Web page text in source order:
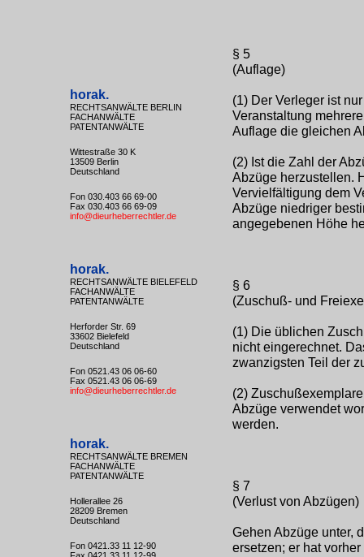
horak.
RECHTSANWÄLTE BERLIN
FACHANWÄLTE
PATENTANWÄLTE
Wittestraße 30 K
13509 Berlin
Deutschland
Fon 030.403 66 69-00
Fax 030.403 66 69-09
info@dieurheberrechtler.de
horak.
RECHTSANWÄLTE BIELEFELD
FACHANWÄLTE
PATENTANWÄLTE
Herforder Str. 69
33602 Bielefeld
Deutschland
Fon 0521.43 06 06-60
Fax 0521.43 06 06-69
info@dieurheberrechtler.de
horak.
RECHTSANWÄLTE BREMEN
FACHANWÄLTE
PATENTANWÄLTE
Hollerallee 26
28209 Bremen
Deutschland
Fon 0421.33 11 12-90
§ 5
(Auflage)
(1) Der Verleger ist
Veranstaltung
Auflage die gleichen
(2) Ist die Zahl der
Abzüge herzustellen.
Vervielfältigung dem
Abzüge niedriger
angegebenen Höhe
§ 6
(Zuschuß- und
(1) Die üblichen
nicht eingerechnet.
zwanzigsten Teil der
(2)
Abzüge verwendet
werden.
§ 7
(Verlust von Abzügen)
Gehen Abzüge unter,
ersetzen; er hat